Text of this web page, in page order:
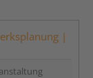
|